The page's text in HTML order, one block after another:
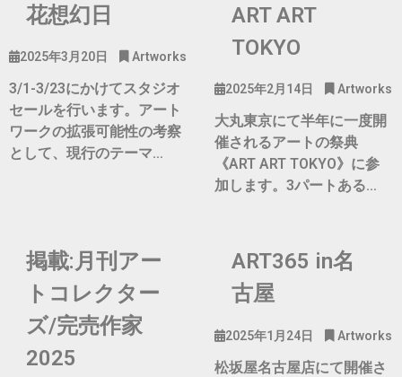
花想幻日
2025年3月20日 Artworks
3/1-3/23にかけてスタジオ
セールを行います。アート
ワークの拡張可能性の考察
として、現行のテーマ…
ART ART
TOKYO
2025年2月14日 Artworks
大丸東京にて半年に一度開
催されるアートの祭典
《ART ART TOKYO》に参
加します。3パートある…
掲載:月刊アー
トコレクター
ズ/完売作家
2025
ART365 in名
古屋
2025年1月24日 Artworks
松坂屋名古屋店にて開催さ